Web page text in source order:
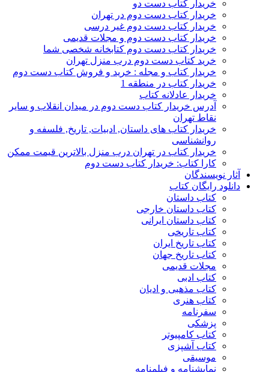
خریدار کتاب دست دو
خریدار کتاب دست دوم در تهران
خریدار کتاب دست دوم غیر درسی
خریدار کتاب دست دوم و مجلات قدیمی
خریدار کتاب دست دوم کتابخانه شخصی شما
خرید کتاب دست دوم درب منزل تهران
خریدار کتاب و مجله : خرید و فروش کتاب دست دوم
خریدار کتاب در منطقه 1
خریدار عادلانه کتاب
آدرس خریدار کتاب دست دوم در میدان انقلاب و سایر
نقاط تهران
خریدار کتاب های داستان, ادبیات, تاریخ, فلسفه و
روانشناسی
خریدار کتاب در تهران درب منزل بالاترین قیمت ممکن
کارا کتاب: خریدار کتاب دست دوم
آثار نویسندگان
دانلود رایگان کتاب
کتاب داستان
کتاب داستان خارجی
کتاب داستان ایرانی
کتاب تاریخی
کتاب تاریخ ایران
کتاب تاریخ جهان
مجلات قدیمی
کتاب ادبی
کتاب مذهبی و ادیان
کتاب هنری
سفرنامه
پزشکی
کتاب کامپیوتر
کتاب آشپزی
موسیقی
نمایشنامه و فیلمنامه